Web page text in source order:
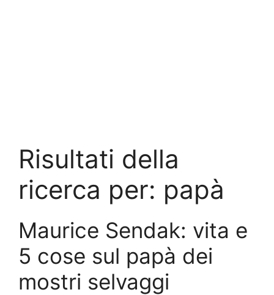
Risultati della
ricerca per: papà
Maurice Sendak: vita e
5 cose sul papà dei
mostri selvaggi